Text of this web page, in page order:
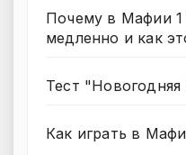
Почему в Мафии
медленно и как
Тест
Как играть в